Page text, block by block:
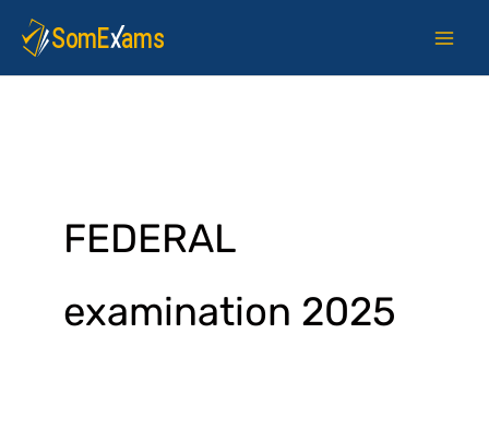
Skip
content
FEDERAL
examination 2025